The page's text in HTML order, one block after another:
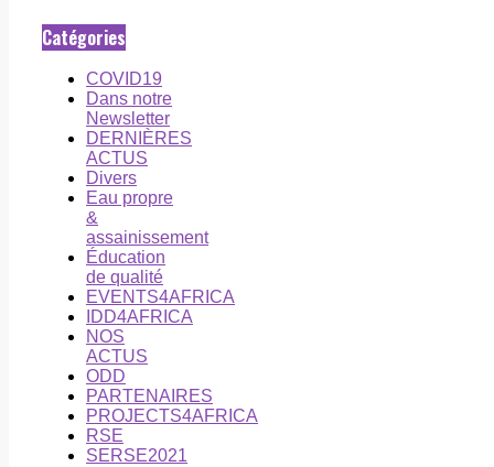
Catégories
COVID19
Dans notre
Newsletter
DERNIÈRES
ACTUS
Divers
Eau propre
&
assainissement
Éducation
de qualité
EVENTS4AFRICA
IDD4AFRICA
NOS
ACTUS
ODD
PARTENAIRES
PROJECTS4AFRICA
RSE
SERSE2021